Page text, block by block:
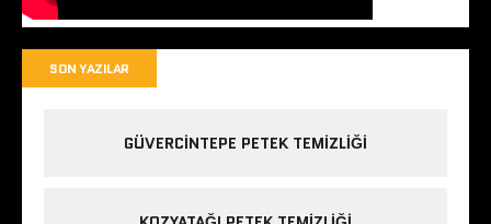
SON YAZILAR
GÜVERCINTEPE PETEK TEMIZLIĞI